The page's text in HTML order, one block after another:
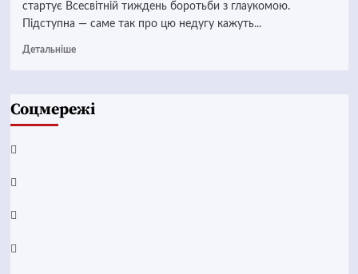
стартує Всесвітній тиждень боротьби з глаукомою.
Підступна — саме так про цю недугу кажуть...
Детальніше
Соцмережі
Facebook
YouTube
Telegram
Instagram